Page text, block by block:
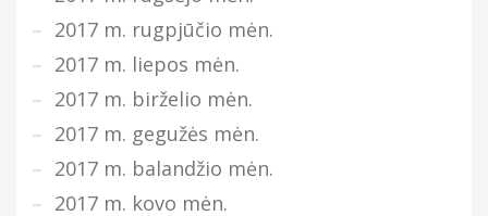
2017 m. rugpjūčio mėn.
2017 m. liepos mėn.
2017 m. birželio mėn.
2017 m. gegužės mėn.
2017 m. balandžio mėn.
2017 m. kovo mėn.